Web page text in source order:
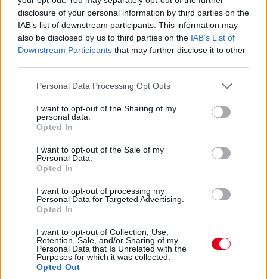
disclosure of your personal information by third parties on the
IAB’s list of downstream participants. This information may
also be disclosed by us to third parties on the IAB’s List of
Downstream Participants that may further disclose it to other
Please note that this website/app uses one or more Google
not limited to your visit or usage behaviour. You may click to
grant or deny consent to Google and its third-party tags to
use your data for below specified purposes in below Google
consent section.
Personal Data Processing Opt Outs
I want to opt-out of the Sharing of my
personal data.
Opted In
I want to opt-out of the Sale of my
Personal Data.
Opted In
I want to opt-out of processing my
Personal Data for Targeted Advertising.
Opted In
I want to opt-out of Collection, Use,
Retention, Sale, and/or Sharing of my
Personal Data that Is Unrelated with the
Purposes for which it was collected.
Opted Out
: A Ferrari párosa meghosszabbította
szerződését a csapattal: Michael Schumacher
kötelezte el magát a maranellóiak mellett – a
háromszoros világbajnok kontraktusa lejártát
követően is szeretne a Forma-1-ben maradni.